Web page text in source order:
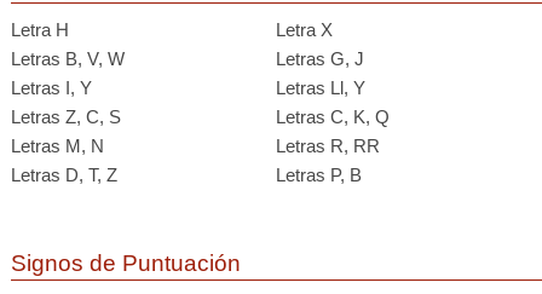
Letra H
Letra X
Letras B, V, W
Letras G, J
Letras I, Y
Letras Ll, Y
Letras Z, C, S
Letras C, K, Q
Letras M, N
Letras R, RR
Letras D, T, Z
Letras P, B
Signos de Puntuación